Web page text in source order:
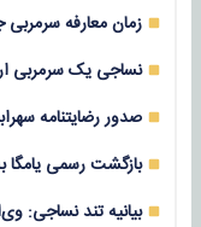
زمان معارفه
نساجی یک سرمربی
صدور رضایتنامه
بازگشت رسمی
بیانیه تند نساجی: